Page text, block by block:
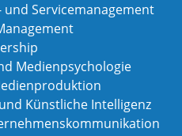
Servicemanagement
Medienpsychologie
Künstliche Intelligenz